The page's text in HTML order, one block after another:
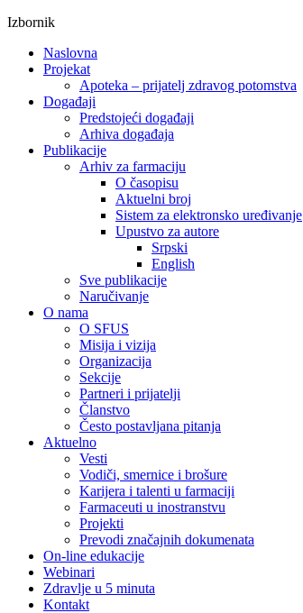
Izbornik
Naslovna
Projekat
Apoteka – prijatelj zdravog potomstva
Događaji
Predstojeći događaji
Arhiva događaja
Publikacije
Arhiv za farmaciju
O časopisu
Aktuelni broj
Sistem za elektronsko uređivanje
Upustvo za autore
Srpski
English
Sve publikacije
Naručivanje
O nama
O SFUS
Misija i vizija
Organizacija
Sekcije
Partneri i prijatelji
Članstvo
Često postavljana pitanja
Aktuelno
Vesti
Vodiči, smernice i brošure
Karijera i talenti u farmaciji
Farmaceuti u inostranstvu
Projekti
Prevodi značajnih dokumenata
On-line edukacije
Webinari
Zdravlje u 5 minuta
Kontakt